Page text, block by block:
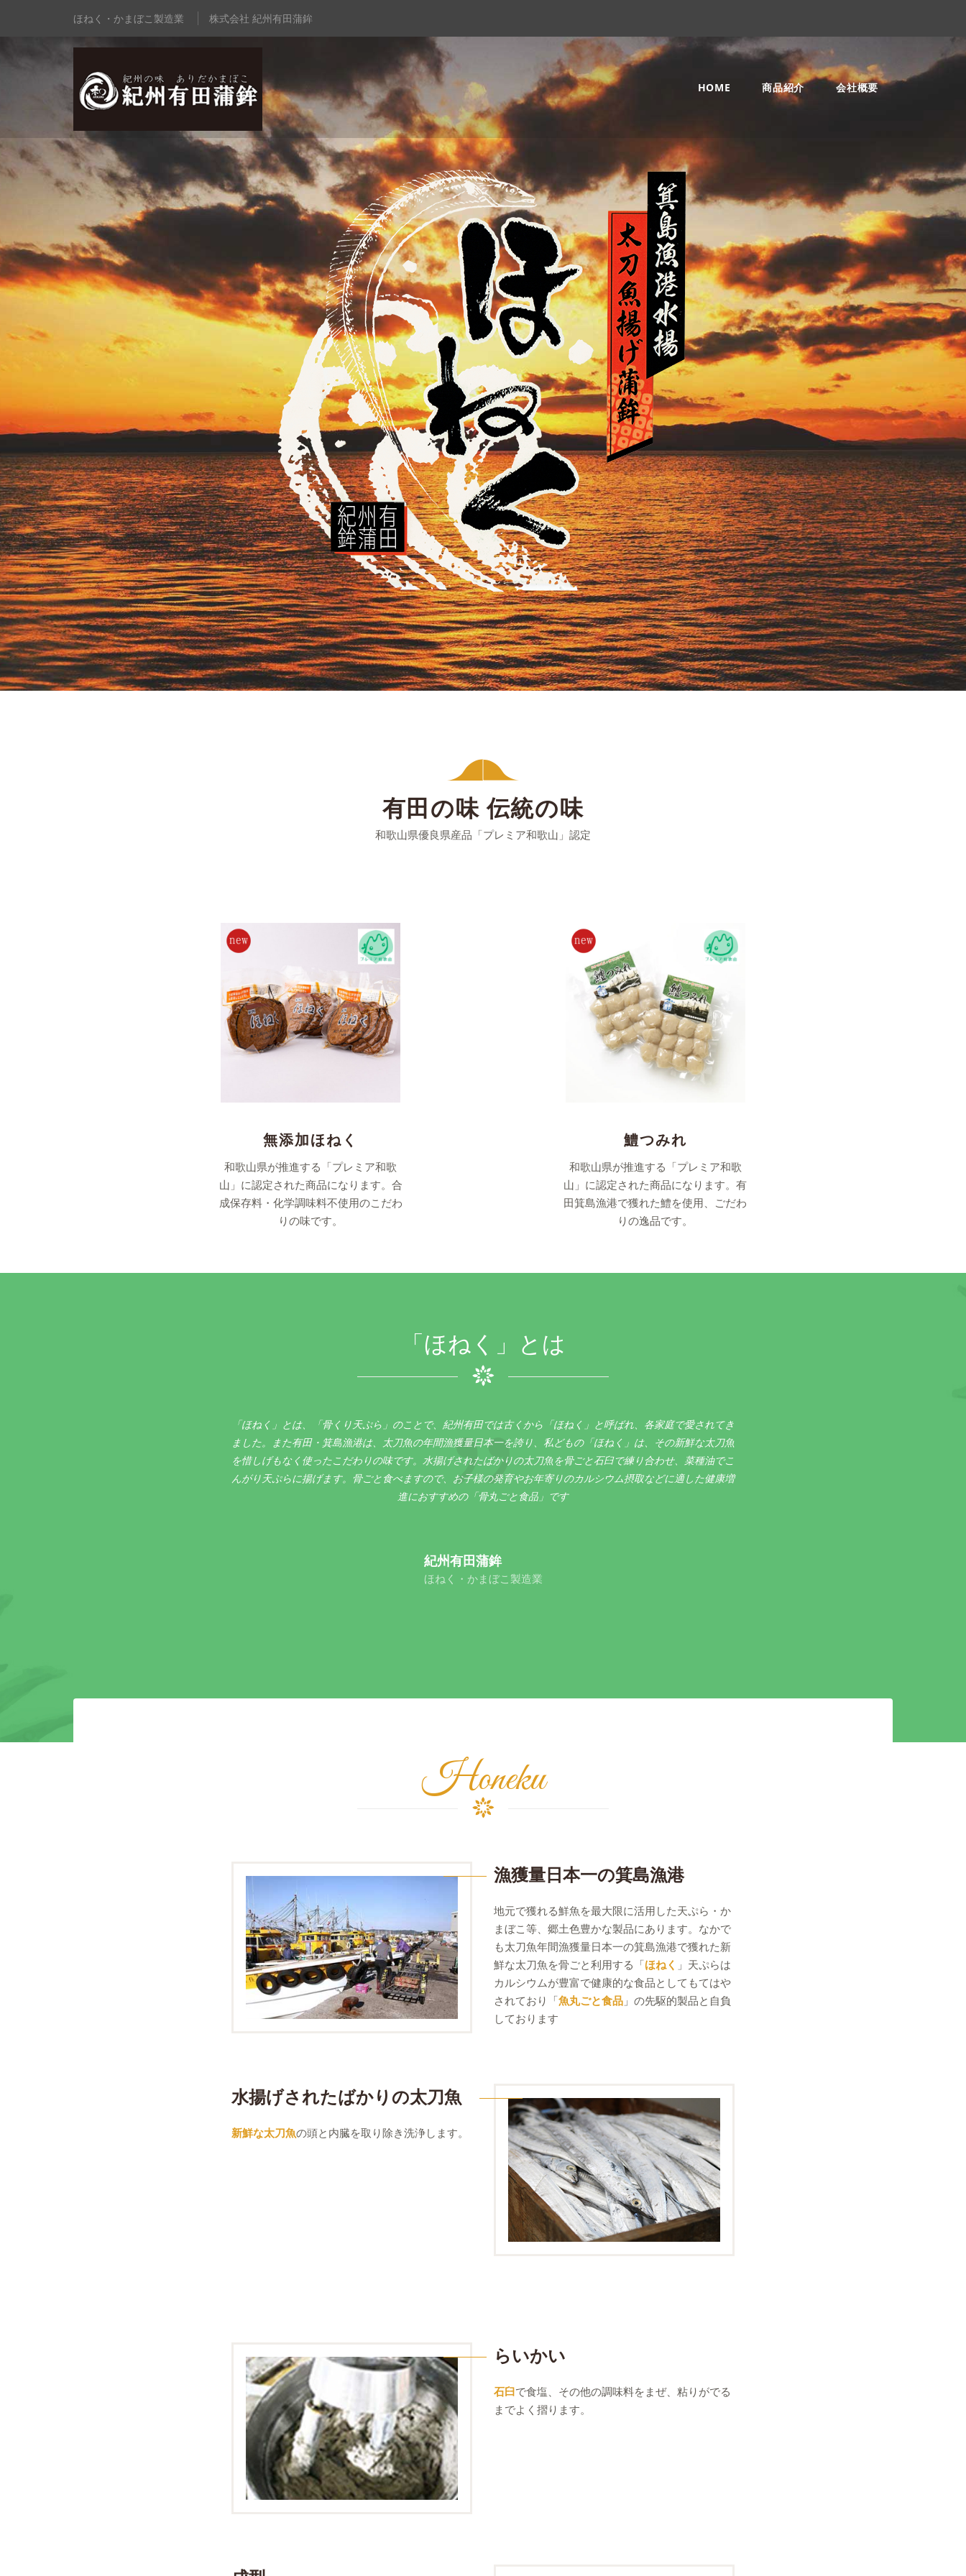
ほねく・かまぼこ製造業 株式会社 紀州有田蒲鉾
HOME 商品紹介 会社概要
有田の味 伝統の味
和歌山県優良県産品「プレミア和歌山」認定
無添加ほねく
和歌山県が推進する「プレミア和歌
山」に認定された商品になります。合
成保存料・化学調味料不使用のこだわ
りの味です。
鱧つみれ
和歌山県が推進する「プレミア和歌
山」に認定された商品になります。有
田箕島漁港で獲れた鱧を使用、ごだわ
りの逸品です。
「ほねく」とは
「ほねく」とは、「骨くり天ぷら」のことで、紀州有田では古くから「ほねく」と呼ばれ、各家庭で愛されてき
ました。また有田・箕島漁港は、太刀魚の年間漁獲量日本一を誇り、私どもの「ほねく」は、その新鮮な太刀魚
を惜しげもなく使ったこだわりの味です。水揚げされたばかりの太刀魚を骨ごと石臼で練り合わせ、菜種油でこ
んがり天ぷらに揚げます。骨ごと食べますので、お子様の発育やお年寄りのカルシウム摂取などに適した健康増
進におすすめの「骨丸ごと食品」です
紀州有田蒲鉾
ほねく・かまぼこ製造業
Honeku
漁獲量日本一の箕島漁港
地元で獲れる鮮魚を最大限に活用した天ぷら・か
まぼこ等、郷土色豊かな製品にあります。なかで
も太刀魚年間漁獲量日本一の箕島漁港で獲れた新
鮮な太刀魚を骨ごと利用する「ほねく 」天ぷらは
カルシウムが豊富で健康的な食品としてもてはや
されており「魚丸ごと食品 」の先駆的製品と自負
しております
水揚げされたばかりの太刀魚
新鮮な太刀魚の頭と内臓を取り除き洗浄します。
らいかい
石臼で食塩、その他の調味料をまぜ、粘りがでる
までよく摺ります。